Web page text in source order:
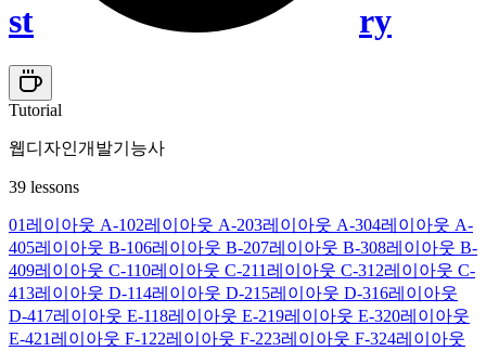
st ry
Tutorial
웹디자인개발기능사
39 lessons
01 레이아웃 A-102레이아웃 A-203레이아웃 A-304레이아웃 A-
405레이아웃 B-106레이아웃 B-207레이아웃 B-308레이아웃 B-
409레이아웃 C-110레이아웃 C-211 레이아웃 C-312레이아웃 C-
413레이아웃 D-114레이아웃 D-215레이아웃 D-316레이아웃
D-417레이아웃 E-118레이아웃 E-219레이아웃 E-320레이아웃
E-421 레이아웃 F-1 22레이아웃 F-223레이아웃 F-324레이아웃